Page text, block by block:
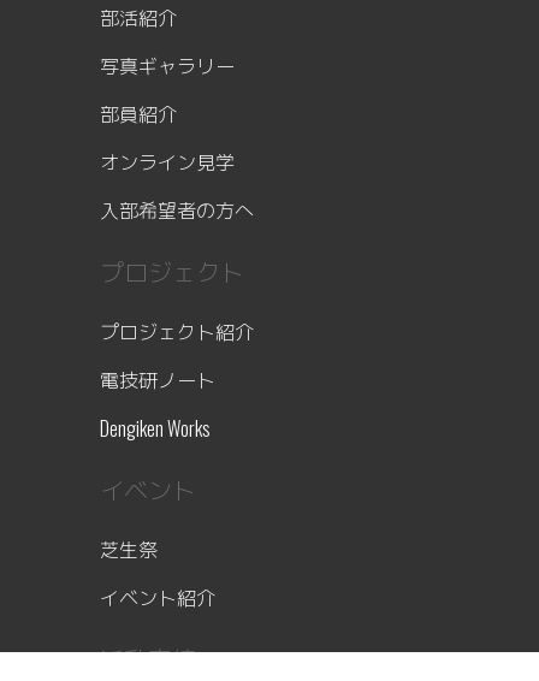
部活紹介
写真ギャラリー
部員紹介
オンライン見学
入部希望者の方へ
プロジェクト
プロジェクト紹介
電技研ノート
Dengiken Works
イベント
芝生祭
イベント紹介
活動実績